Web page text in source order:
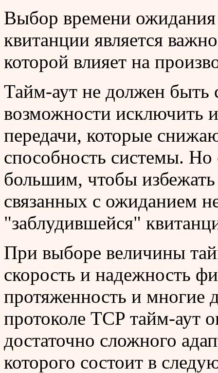
Выбор времени ожидания
квитанции является
которой влияет на
Тайм-аут не должен
возможности исключить
передачи, которые
способность системы.
большим, чтобы
связанных с ожиданием
"заблудившейся"
При выборе величины
скорость и надежность
протяженность и многие
протоколе TCP тайм-аут
достаточно сложного
которого состоит в